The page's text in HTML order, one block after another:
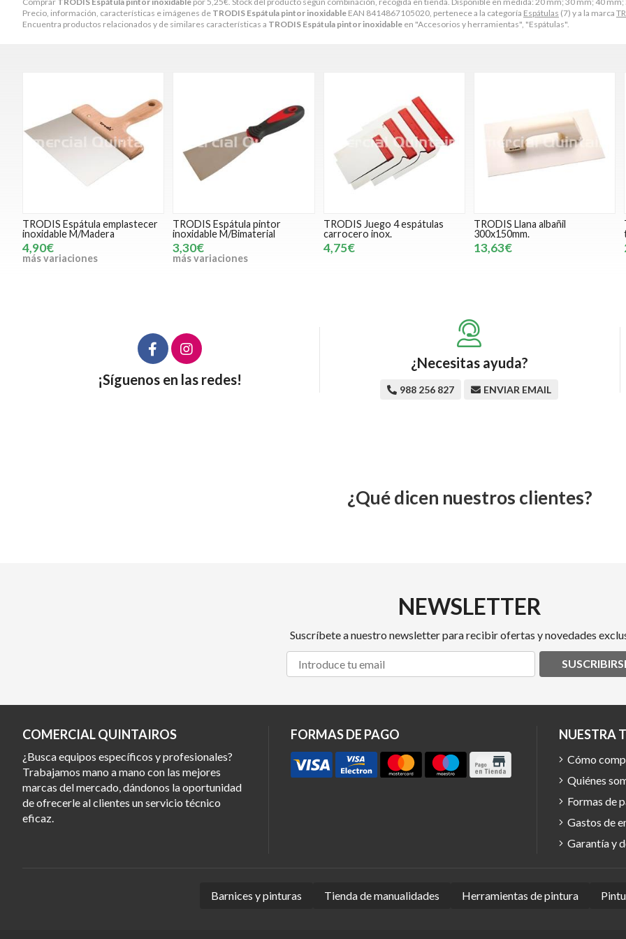
Precio, información, características e imágenes de TRODIS Espátula pintor inoxidable EAN 8414867105020, pertenece a la categoría Espátulas (7) y a la marca
Encuentra productos relacionados y de similares características a TRODIS Espátula pintor inoxidable en "Accesorios y herramientas", "Espátulas".
TRODIS Espátula emplastecer
inoxidable M/Madera
4,90€
más variaciones
TRODIS Espátula pintor
inoxidable M/Bimaterial
3,30€
más variaciones
TRODIS Juego 4 espátulas
carrocero inox.
4,75€
TRODIS Llana albañil
300x150mm.
13,63€
¡Síguenos en las redes!
¿Necesitas ayuda?
988 256 827 ENVIAR EMAIL
¿Qué dicen nuestros clientes?
NEWSLETTER
Suscríbete a nuestro newsletter para recibir ofertas y novedades
COMERCIAL QUINTAIROS
¿Busca equipos específicos y profesionales?
Trabajamos mano a mano con las mejores
marcas del mercado, dándonos la oportunidad
de ofrecerle al clientes un servicio técnico
eficaz.
FORMAS DE PAGO NUESTRA
Cómo
Quiénes
Formas de
Gastos de
Garantía y
Barnices y pinturas Tienda de manualidades Herramientas de pintura